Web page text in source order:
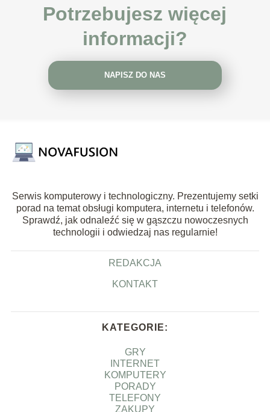
Potrzebujesz więcej
informacji?
NAPISZ DO NAS
Serwis komputerowy i technologiczny. Prezentujemy setki
porad na temat obsługi komputera, internetu i telefonów.
Sprawdź, jak odnaleźć się w gąszczu nowoczesnych
technologii i odwiedzaj nas regularnie!
REDAKCJA
KONTAKT
KATEGORIE:
GRY
INTERNET
KOMPUTERY
PORADY
TELEFONY
ZAKUPY